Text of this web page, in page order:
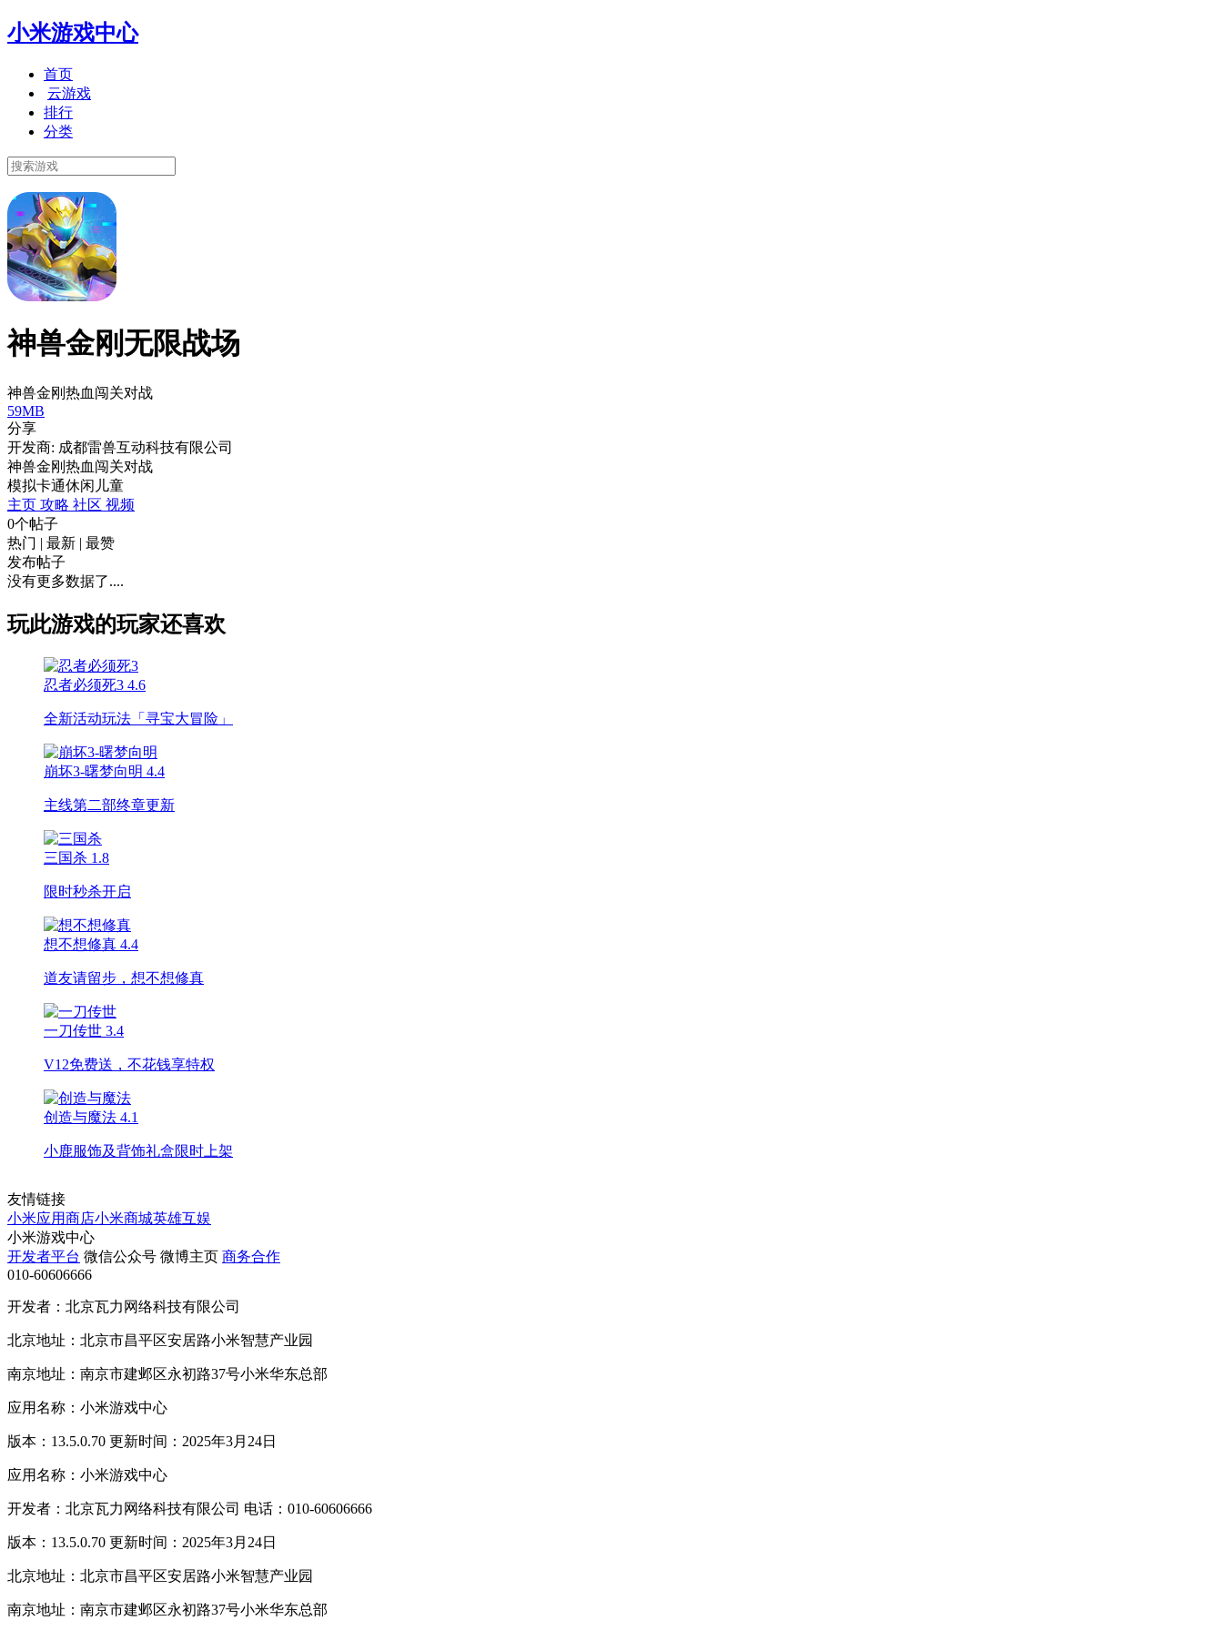
小米游戏中心
首页
云游戏
排行
分类
神兽金刚无限战场
神兽金刚热血闯关对战
59MB
分享
开发商: 成都雷兽互动科技有限公司
神兽金刚热血闯关对战
模拟卡通休闲 儿童
主页 攻略 社区 视频
0个帖子
热门 | 最新 | 最赞
发布帖子
没有更多数据了....
玩此游戏的玩家还喜欢
忍者必须死3 4.6
全新活动玩法「寻宝大冒险」
崩坏3-曙梦向明 4.4
主线第二部终章更新
三国杀 1.8
限时秒杀开启
想不想修真 4.4
道友请留步，想不想修真
一刀传世 3.4
V12免费送，不花钱享特权
创造与魔法 4.1
小鹿服饰及背饰礼盒限时上架
友情链接
小米应用商店小米商城英雄互娱
小米游戏中心
开发者平台 微信公众号 微博主页 商务合作
010-60606666
开发者：北京瓦力网络科技有限公司
北京地址：北京市昌平区安居路小米智慧产业园
南京地址：南京市建邺区永初路37号小米华东总部
应用名称：小米游戏中心
版本：13.5.0.70 更新时间：2025年3月24日
应用名称：小米游戏中心
开发者：北京瓦力网络科技有限公司 电话：010-60606666
版本：13.5.0.70 更新时间：2025年3月24日
北京地址：北京市昌平区安居路小米智慧产业园
南京地址：南京市建邺区永初路37号小米华东总部